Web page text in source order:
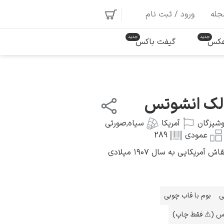
ورود / ثبت نام
عکس گیفت باکس
انشوتس
آمریکا سیاه,صورتی
عمودی
289
به سال ۱۹۰۷ میلادی
بوم با قاب چوبی
(⚠️ فقط چاپ)